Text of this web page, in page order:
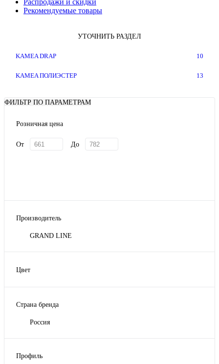
Распродажи и скидки
Рекомендуемые товары
УТОЧНИТЬ РАЗДЕЛ
KAMEA DRAP 10
KAMEA ПОЛИЭСТЕР 13
ФИЛЬТР ПО ПАРАМЕТРАМ
Розничная цена
От До
Производитель
GRAND LINE
Цвет
RAL 3005
RAL 5005
Страна бренда
Россия
Профиль